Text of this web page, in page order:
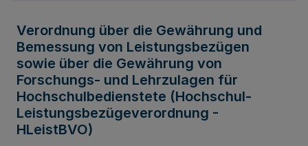
Verordnung über die Gewährung und
Bemessung von Leistungsbezügen
sowie über die Gewährung von
Forschungs- und Lehrzulagen für
Hochschulbedienstete (Hochschul-
Leistungsbezügeverordnung -
HLeistBVO)